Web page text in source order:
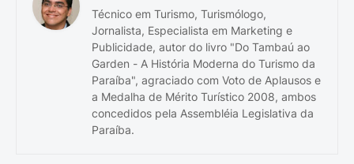
Técnico em Turismo, Turismólogo,
Jornalista, Especialista em Marketing e
Publicidade, autor do livro "Do Tambaú ao
Garden - A História Moderna do Turismo da
Paraíba", agraciado com Voto de Aplausos e
a Medalha de Mérito Turístico 2008, ambos
concedidos pela Assembléia Legislativa da
Paraíba.